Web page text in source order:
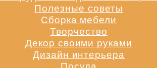
Полезные советы
Сборка мебели
Творчество
Декор своими руками
Дизайн интерьера